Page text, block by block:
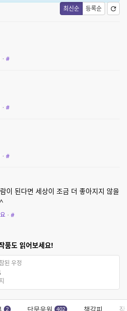
최신순 등록순
· #
· #
· #
이 된다면 세상이 조금 더 좋아지지 않을
· #
품도 읽어보세요!
된 우정
2 402